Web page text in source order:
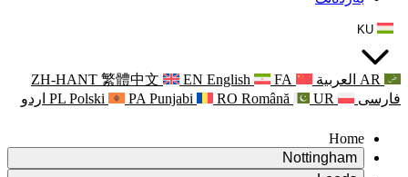
ZH-HANT 繁體中文
EN
PL Polski PA Punjabi اردو